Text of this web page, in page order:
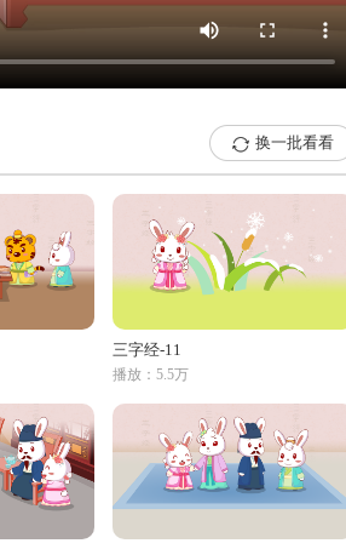
 换一批看看
三字经-11
播放：5.5万